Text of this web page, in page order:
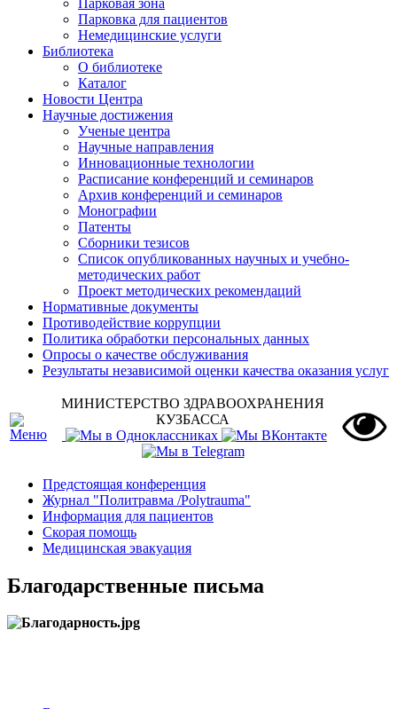
Парковка для пациентов
Немедицинские услуги
Библиотека
О библиотеке
Каталог
Новости Центра
Научные достижения
Ученые центра
Научные направления
Инновационные технологии
Расписание конференций и семинаров
Архив конференций и семинаров
Монографии
Патенты
Сборники тезисов
Список опубликованных научных и учебно-
методических работ
Проект методических рекомендаций
Нормативные документы
Противодействие коррупции
Политика обработки персональных данных
Опросы о качестве обслуживания
Результаты независимой оценки качества оказания услуг
МИНИСТЕРСТВО ЗДРАВООХРАНЕНИЯ
КУЗБАССА
Предстоящая конференция
Журнал "Политравма /Polytrauma"
Информация для пациентов
Скорая помощь
Медицинская эвакуация
Благодарственные письма